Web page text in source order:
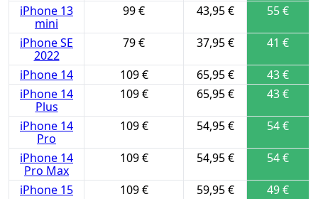
iPhone 13
mini
99 € 43,95 € 55 €
iPhone SE
2022
79 € 37,95 € 41 €
iPhone 14 109 € 65,95 €
43 €
iPhone 14
Plus
109 € 65,95 € 43 €
iPhone 14
Pro
109 € 54,95 € 54 €
iPhone 14
Pro Max
109 € 54,95 € 54 €
iPhone 15 109 € 59,95 € 49 €